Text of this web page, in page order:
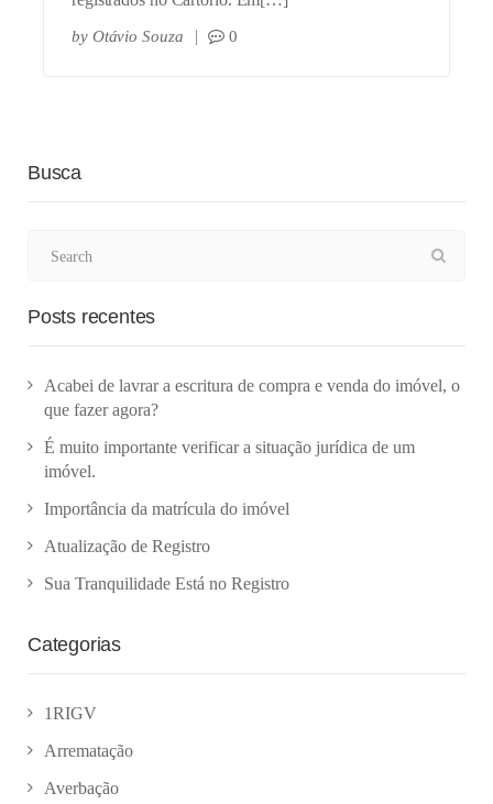
by Otávio Souza 0
Busca
Posts recentes
Acabei de lavrar a escritura de compra e venda do imóvel, o
que fazer agora?
É muito importante verificar a situação jurídica de um
imóvel.
Importância da matrícula do imóvel
Atualização de Registro
Sua Tranquilidade Está no Registro
Categorias
1RIGV
Arrematação
Averbação